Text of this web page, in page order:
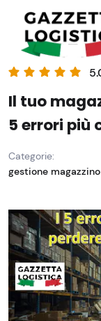
content
Il tuo
5 errori più
Categorie:
gestione magazzino